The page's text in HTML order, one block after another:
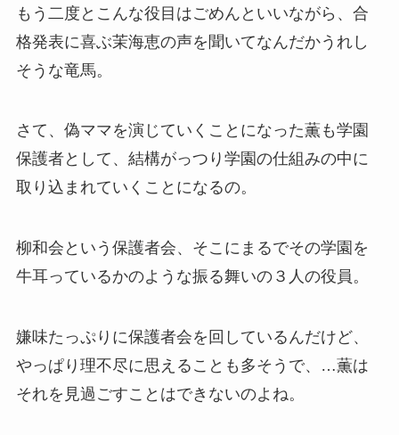
もう二度とこんな役目はごめんといいながら、合
格発表に喜ぶ茉海恵の声を聞いてなんだかうれし
そうな竜馬。
さて、偽ママを演じていくことになった薫も学園
保護者として、結構がっつり学園の仕組みの中に
取り込まれていくことになるの。
柳和会という保護者会、そこにまるでその学園を
牛耳っているかのような振る舞いの３人の役員。
嫌味たっぷりに保護者会を回しているんだけど、
やっぱり理不尽に思えることも多そうで、…薫は
それを見過ごすことはできないのよね。